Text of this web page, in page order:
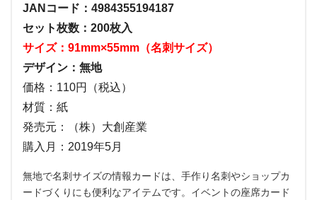
JANコード：4984355194187
セット枚数：200枚入
サイズ：91mm×55mm（名刺サイズ）
デザイン：無地
価格：110円（税込）
材質：紙
発売元：（株）大創産業
購入月：2019年5月
無地で名刺サイズの情報カードは、手作り名刺やショップカ
ードづくりにも便利なアイテムです。イベントの座席カード